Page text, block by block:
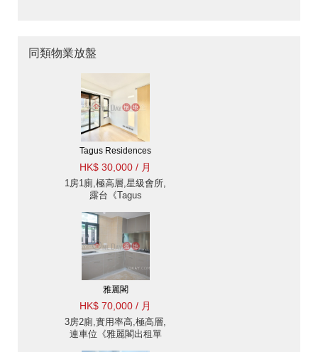
同類物業放盤
Tagus Residences
HK$ 30,000 / 月
1房1廁,極高層,星級會所,
露台《Tagus
雅麗閣
HK$ 70,000 / 月
3房2廁,實用率高,極高層,
連車位《雅麗閣出租單